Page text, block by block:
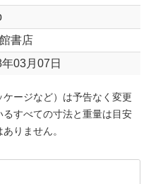
書店
03月07日
ージなど）は予告なく変更
すべての寸法と重量は目安
りません。